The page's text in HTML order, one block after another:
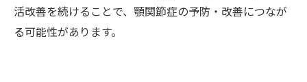
活改善を続けることで、顎関節症の予防・改善につなが
る可能性があります。